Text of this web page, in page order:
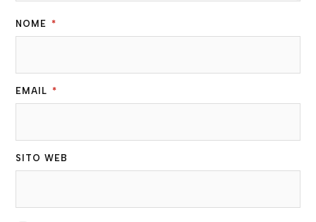
NOME *
EMAIL *
SITO WEB